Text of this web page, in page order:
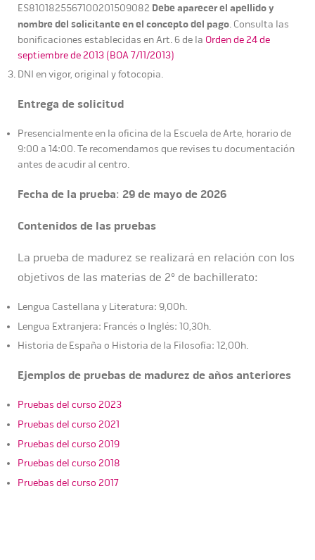
ES8101825567100201509082 Debe aparecer el apellido y
nombre del solicitante en el concepto del pago. Consulta las
bonificaciones establecidas en Art. 6 de la Orden de 24 de
septiembre de 2013 (BOA 7/11/2013)
DNI en vigor, original y fotocopia.
Entrega de solicitud
Presencialmente en la oficina de la Escuela de Arte, horario de
9:00 a 14:00. Te recomendamos que revises tu documentación
antes de acudir al centro.
Fecha de la prueba: 29 de mayo de 2026
Contenidos de las pruebas
La prueba de madurez se realizará en relación con los
objetivos de las materias de 2º de bachillerato:
Lengua Castellana y Literatura: 9,00h.
Lengua Extranjera: Francés o Inglés: 10,30h.
Historia de España o Historia de la Filosofía: 12,00h.
Ejemplos de pruebas de madurez de años anteriores
Pruebas del curso 2023
Pruebas del curso 2021
Pruebas del curso 2019
Pruebas del curso 2018
Pruebas del curso 2017